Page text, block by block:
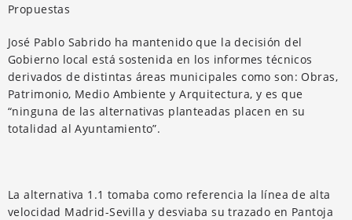
Propuestas
José Pablo Sabrido ha mantenido que la decisión del
Gobierno local está sostenida en los informes técnicos
derivados de distintas áreas municipales como son: Obras,
Patrimonio, Medio Ambiente y Arquitectura, y es que
“ninguna de las alternativas planteadas placen en su
totalidad al Ayuntamiento”.
La alternativa 1.1 tomaba como referencia la línea de alta
velocidad Madrid-Sevilla y desviaba su trazado en Pantoja